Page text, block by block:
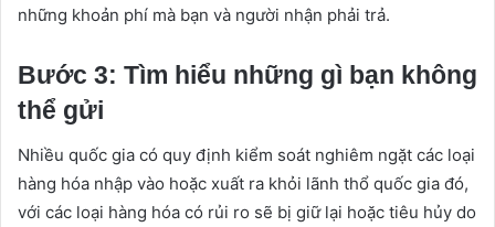
những khoản phí mà bạn và người nhận phải trả.
Bước 3: Tìm hiểu những gì bạn không
thể gửi
Nhiều quốc gia có quy định kiểm soát nghiêm ngặt các loại
hàng hóa nhập vào hoặc xuất ra khỏi lãnh thổ quốc gia đó,
với các loại hàng hóa có rủi ro sẽ bị giữ lại hoặc tiêu hủy do